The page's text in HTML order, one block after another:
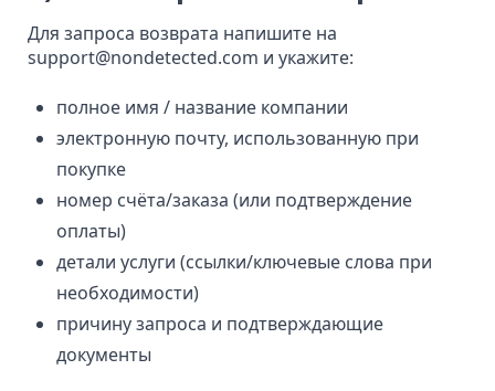
Для запроса возврата напишите на
support@nondetected.com и укажите:
полное имя / название компании
электронную почту, использованную при
покупке
номер счёта/заказа (или подтверждение
оплаты)
детали услуги (ссылки/ключевые слова при
необходимости)
причину запроса и подтверждающие
документы